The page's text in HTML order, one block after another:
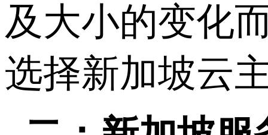
及大小的变化
选择新加坡云